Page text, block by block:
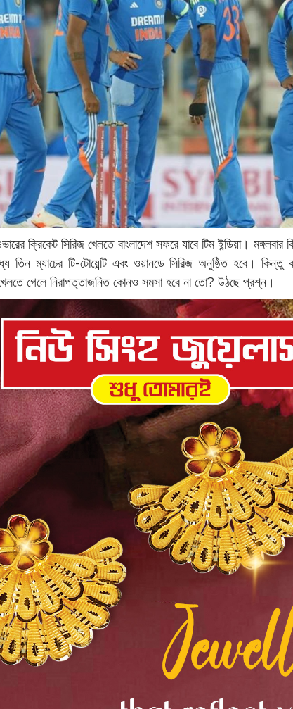
ক্রিকেট সিরিজ খেলতে বাংলাদেশ সফরে যাবে টিম ইন্ডিয়া।
ম্যাচের টি-টোয়েন্টি এবং ওয়ানডে সিরিজ অনুষ্ঠিত হবে। কিন্তু
গেলে নিরাপত্তাজনিত কোনও সমসা হবে না তো? উঠছে প্রশ্ন।